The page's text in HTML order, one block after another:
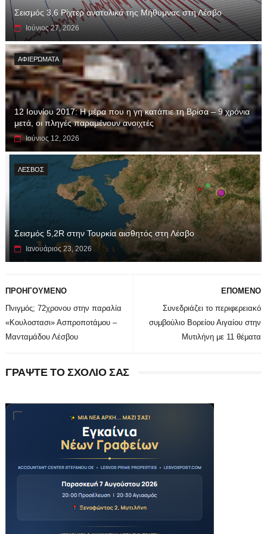
Σεισμός 3,6 Ρίχτερ ανατολικά της Μήθυμνας στη Λέσβο
Ιούνιος 27, 2026
ΑΦΙΕΡΏΜΑΤΑ
12 Ιουνίου 2017: Η μέρα που η γη κατάπιε τη Βρίσα – 9 χρόνια
μετά, οι πληγές παραμένουν ανοιχτές
Ιούνιος 12, 2026
ΛΕΣΒΟΣ
Σεισμός 5,2R στην Τουρκία αισθητός στη Λέσβο
Ιανουάριος 23, 2026
ΕΠΟΜΕΝΟ
Συνεδριάζει το περιφερειακό
συμβούλιο Βορείου Αιγαίου στην
Μυτιλήνη με 11 θέματα
ΠΡΟΗΓΟΥΜΕΝΟ
Πνιγμός; 72χρονου στην παραλία
«Κουλοστασι» Ασπροποτάμου –
Μανταμάδου Λέσβου
ΓΡΑΨΤΕ ΤΟ ΣΧΟΛΙΟ ΣΑΣ